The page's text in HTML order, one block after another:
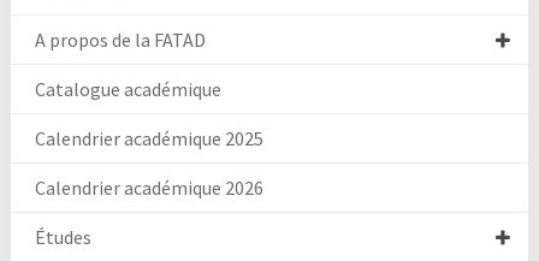
A propos de la FATAD
Catalogue académique
Calendrier académique 2025
Calendrier académique 2026
Études